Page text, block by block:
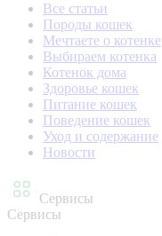
Все статьи
Породы кошек
Мечтаете о котенке
Выбираем котенка
Котенок дома
Здоровье кошек
Питание кошек
Поведение кошек
Уход и содержание
Новости
Сервисы
Сервисы